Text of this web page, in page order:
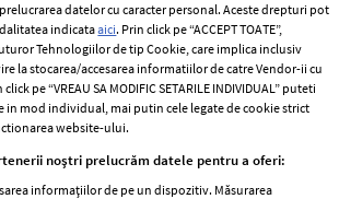
Politica de cookies
Publicitate
femei
datelor cu caracter personal. Aceste drepturi pot
indicataaici. Prin click pe “ACCEPT TOATE”,
Tehnologiilor de tip Cookie, care implica inclusiv
la stocarea/accesarea informatiilor de catre Vendor-ii cu
pe “VREAU SA MODIFIC SETARILE INDIVIDUAL” puteti
in mod individual, mai putin cele legate de cookie strict
website-ului.
noștri prelucrăm datele pentru a oferi:
informațiilor de pe un dispozitiv. Măsurarea